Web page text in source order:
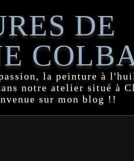
DE
la peinture à
notre atelier situé à
sur mon blog !!